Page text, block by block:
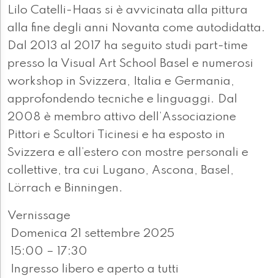
Lilo Catelli-Haas si è avvicinata alla pittura
alla fine degli anni Novanta come autodidatta.
Dal 2013 al 2017 ha seguito studi part-time
presso la Visual Art School Basel e numerosi
workshop in Svizzera, Italia e Germania,
approfondendo tecniche e linguaggi. Dal
2008 è membro attivo dell’Associazione
Pittori e Scultori Ticinesi e ha esposto in
Svizzera e all’estero con mostre personali e
collettive, tra cui Lugano, Ascona, Basel,
Lörrach e Binningen.
Vernissage
Domenica 21 settembre 2025
15:00 – 17:30
Ingresso libero e aperto a tutti